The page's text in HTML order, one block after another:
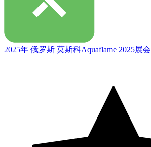
2025年 俄罗斯 莫斯科Aquaflame 2025展会